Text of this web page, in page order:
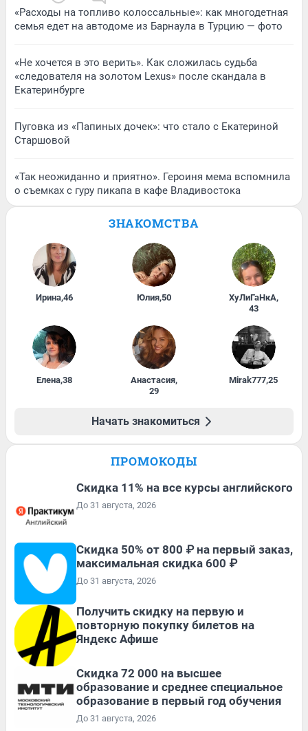
«Расходы на топливо колоссальные»: как многодетная
семья едет на автодоме из Барнаула в Турцию — фото
«Не хочется в это верить». Как сложилась судьба
«следователя на золотом Lexus» после скандала в
Екатеринбурге
Пуговка из «Папиных дочек»: что стало с Екатериной
Старшовой
«Так неожиданно и приятно». Героиня мема вспомнила
о съемках с гуру пикапа в кафе Владивостока
ЗНАКОМСТВА
Ирина,46 Юлия,50 ХуЛиГаНкА,
43
Елена,38 Анастасия,
29
Mirak777,25
Начать знакомиться
ПРОМОКОДЫ
Скидка 11% на все курсы английского
До 31 августа, 2026
Скидка 50% от 800 ₽ на первый заказ,
максимальная скидка 600 ₽
До 31 августа, 2026
Получить скидку на первую и
повторную покупку билетов на
Яндекс Афише
Скидка 72 000 на высшее
образование и среднее специальное
образование в первый год обучения
До 31 августа, 2026